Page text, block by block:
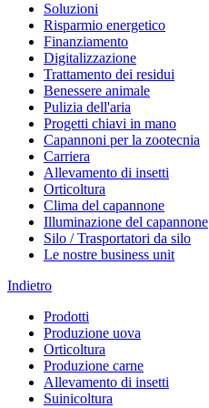
Soluzioni
Risparmio energetico
Finanziamento
Digitalizzazione
Trattamento dei residui
Benessere animale
Pulizia dell'aria
Progetti chiavi in mano
Capannoni per la zootecnia
Carriera
Allevamento di insetti
Orticoltura
Clima del capannone
Illuminazione del capannone
Silo / Trasportatori da silo
Le nostre business unit
Indietro
Prodotti
Produzione uova
Orticoltura
Produzione carne
Allevamento di insetti
Suinicoltura